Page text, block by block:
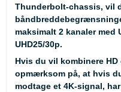
Thunderbolt-chassis, vil
maksimalt 2 kanaler med
UHD25/30p.
Hvis du vil kombinere
opmærksom på, at hvis
modtage et 4K-signal,